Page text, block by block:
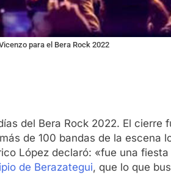
para el Bera Rock 2022
del Bera Rock 2022. El
de 100 bandas de la escena
López declaró: «fue una
de Berazategui, que lo que